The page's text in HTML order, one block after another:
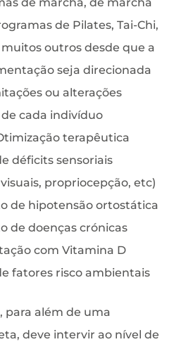
de Pilates, Tai-Chi,
outros desde que a
seja direcionada
ou alterações
cada indivíduo
terapêutica
déficits sensoriais
propriocepção, etc)
de hipotensão ortostática
de doenças crónicas
com Vitamina D
fatores risco ambientais
, para além de uma
deve intervir ao nível de